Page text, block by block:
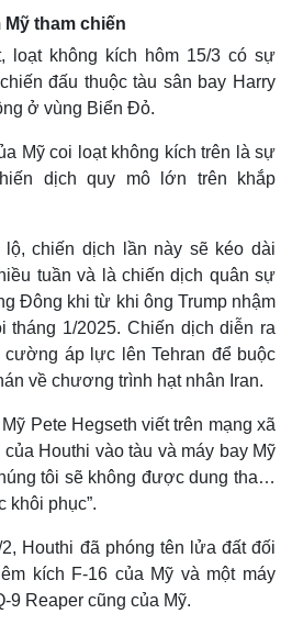
Mỹ tham chiến
loạt không kích hôm 15/3 có sự
đấu thuộc tàu sân bay Harry
ở vùng Biển Đỏ.
Mỹ coi loạt không kích trên là sự
dịch quy mô lớn trên khắp
lộ, chiến dịch lần này sẽ kéo dài
tuần và là chiến dịch quân sự
Đông khi từ khi ông Trump nhậm
tháng 1/2025. Chiến dịch diễn ra
cường áp lực lên Tehran để buộc
về chương trình hạt nhân Iran.
Pete Hegseth viết trên mạng xã
của Houthi vào tàu và máy bay Mỹ
tôi sẽ không được dung tha…
khôi phục”.
Houthi đã phóng tên lửa đất đối
kích F-16 của Mỹ và một máy
9 Reaper cũng của Mỹ.